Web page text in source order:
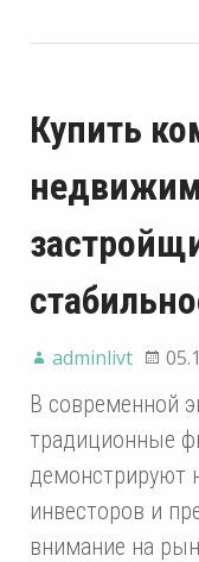
Купить
adminlivt
В современной
традиционные
демонстрируют
инвесторов и
внимание на